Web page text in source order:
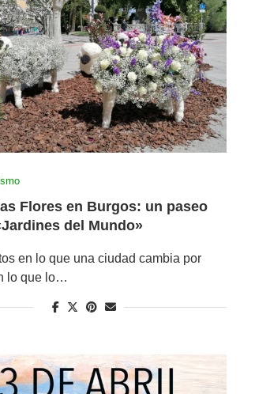
Flores en Burgos: un paseo
del Mundo»
en lo que una ciudad cambia por
lo que lo…